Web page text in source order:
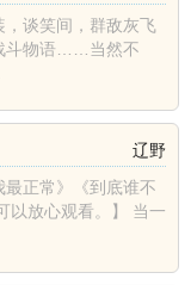
谈笑间，群敌灰飞
斗物语……当然不
辽野
正常》《到底谁不
以放心观看。】 当一